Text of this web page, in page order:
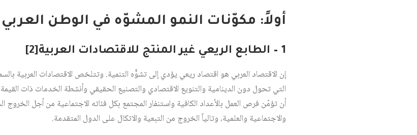
أولاً: مكوّنات النمو المشوّه في الوطن العربي
1 – الطابع الريعي غير المنتج للاقتصادات العربية [2]
إن الاقتصاد العربي هو اقتصاد ريعي يؤدي إلى تشوُّه التنمية. وتتلخص الاقتصادات العربية بالسمة
التي تحول دون الدينامية والتنويع الاقتصادي والتصنيع الحقيقي وأنشطة الخدمات ذات
أن تؤمّن فرص العمل بالأعداد الكافية واستنفار المجتمع بكل فئاته الاجتماعية من أجل الخروج
والاجتماعية والعلمية، وتالياً الخروج من التبعية والاتكال على الدول المتقدمة.